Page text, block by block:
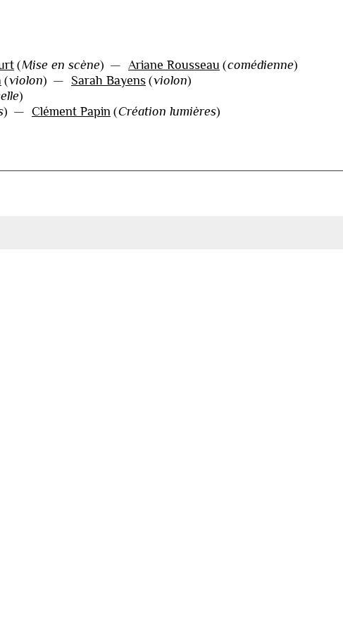
(Mise en scène) — Ariane Rousseau (comédienne)
(violon) — Sarah Bayens (violon)
)
) — Clément Papin (Création lumières)